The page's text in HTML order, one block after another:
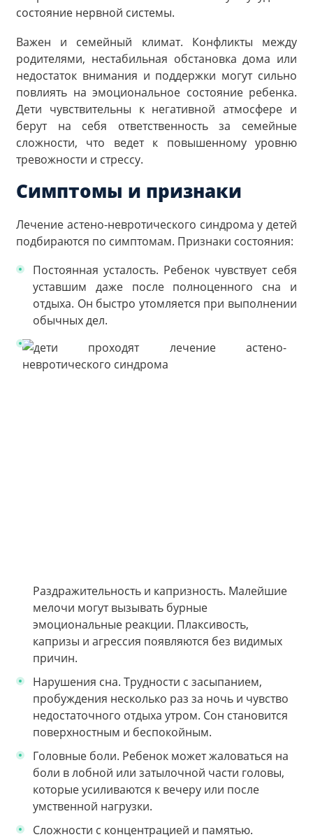
состояние нервной системы.
Важен и семейный климат. Конфликты между
родителями, нестабильная обстановка дома или
недостаток внимания и поддержки могут сильно
повлиять на эмоциональное состояние ребенка.
Дети чувствительны к негативной атмосфере и
берут на себя ответственность за семейные
сложности, что ведет к повышенному уровню
тревожности и стрессу.
Симптомы и признаки
Лечение астено-невротического синдрома у детей
подбираются по симптомам. Признаки состояния:
Постоянная усталость. Ребенок чувствует себя
уставшим даже после полноценного сна и
отдыха. Он быстро утомляется при выполнении
обычных дел.
Раздражительность и капризность. Малейшие
мелочи могут вызывать бурные
эмоциональные реакции. Плаксивость,
капризы и агрессия появляются без видимых
причин.
Нарушения сна. Трудности с засыпанием,
пробуждения несколько раз за ночь и чувство
недостаточного отдыха утром. Сон становится
поверхностным и беспокойным.
Головные боли. Ребенок может жаловаться на
боли в лобной или затылочной части головы,
которые усиливаются к вечеру или после
умственной нагрузки.
Сложности с концентрацией и памятью.